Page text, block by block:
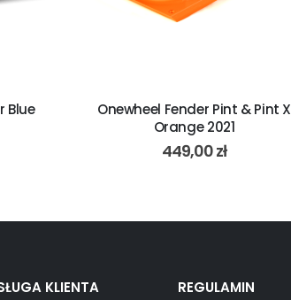
Blue
Onewheel Fender Pint & Pint X
Orange 2021
449,00zł
KLIENTA REGULAMIN